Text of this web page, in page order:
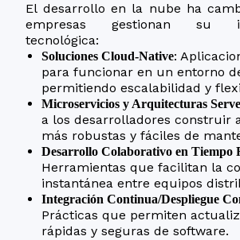
El desarrollo en la nube ha
empresas gestionan su
tecnológica:
Soluciones Cloud-Native:
para funcionar en un entorno
permitiendo escalabilidad y
Microservicios y Arquitecturas
a los desarrolladores construir
más robustas y fáciles de
Desarrollo Colaborativo en Tiempo
Herramientas que facilitan la
instantánea entre equipos
Integración Continua/Despliegue
Prácticas que permiten
rápidas y seguras de software.